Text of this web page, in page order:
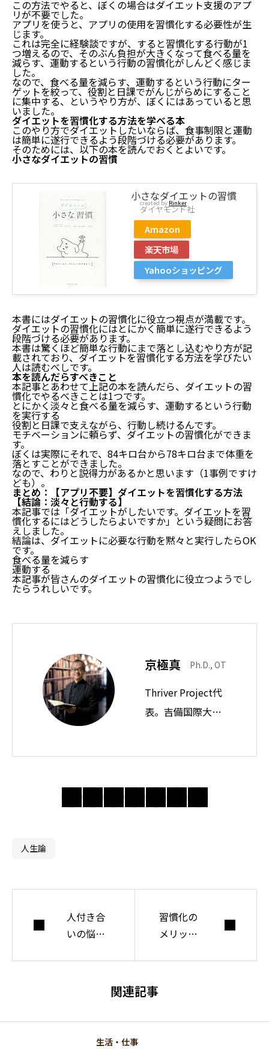
この方法でやると、ぼくの場合はダイエット支援のアプ
リが不要でした。
アプリを使うと、アプリの使用を習慣化する必要性が生
じます。
これは完全に経験談ですが、すると習慣化する行動が1
つ増えるので、そのぶん負担が大きくなって食べる量を
減らす、運動するという行動の習慣化がしんどく感じま
した。
なので、食べる量を減らす、運動するという行動にター
ゲットを絞って、役割と日課でがんじがらめにすること
に集中する、というやり方が、ぼくにはあっていると思
いました。
ダイエットを習慣化する方法を学べる本
このやり方でダイエットしたいならば、食事制限と運動
は簡単に遂行できるよう段階づける必要があります。
そのためには、以下の本を読んでおくとよいです。
小さなダイエットの習慣
小さなダイエットの習慣
created by Rinker
ダイヤモンド社
Amazon
楽天市場
Yahooショッピング
本書にはダイエットの習慣化に役立つ視点が満載です。
ダイエットの習慣化にはとにかく簡単に遂行できるよう
段階づける必要があります。
本書は驚くほど簡単な行動にまで落とし込むやり方が記
載されており、ダイエットを習慣化する方法を学びたい
人は読むべしです。
本を読んだらすべきこと
本記事とあわせて上記の本を読んだら、ダイエットの習
慣化でやるべきことは1つです。
とにかく淡々と食べる量を減らす、運動するという行動
を実行する
役割と日課で支えながら、行動し続けるんです。
モチベーションに頼らず、ダイエットの習慣化ができま
す。
ぼくは実際にそれで、84キロ台から78キロ台まで体重を
落とすことができました。
なので、わりと説得力があるかと思います（1事例ですけ
ども）。
まとめ：【アプリ不要】ダイエットを習慣化する方法
【結論：淡々と行動する】
本記事では「ダイエットがしたいです。ダイエットを習
慣化するにはどうしたらよいですか」という疑問にお答
えしました。
結論は、ダイエットに必要な行動を黙々と実行したらOK
です。
食べる量を減らす
運動する
本記事が皆さんのダイエットの習慣化に役立つようでし
たらうれしいです。
京極真 Ph.D., OT
Thriver Project代
表。吉備国際大学
問い直し、分かり
合えない世界で人
人生論
人付き合
いの悩み
習慣化の
メリット
ト
関連記事
生活・仕事
淡々と行動する】
結論：淡々と行動するのみ
まずは行動する
習慣化の条件
役割とダイエット行動
日課とダイエット行動
アプリは不要です
ダイエットを習慣化する方法を学べる本
小さなダイエットの習慣
まとめ：【アプリ不要】ダイエットを習慣化する方法
【結論：淡々と行動する】